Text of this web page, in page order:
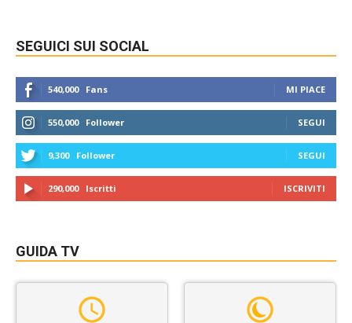
SEGUICI SUI SOCIAL
540,000 Fans MI PIACE
550,000 Follower SEGUI
9,300 Follower SEGUI
290,000 Iscritti ISCRIVITI
GUIDA TV